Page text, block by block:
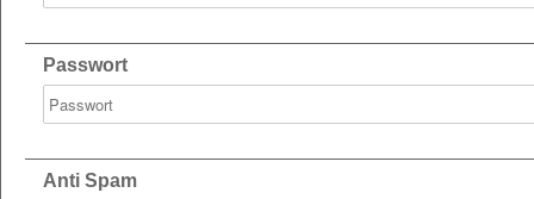
Passwort
Anti Spam